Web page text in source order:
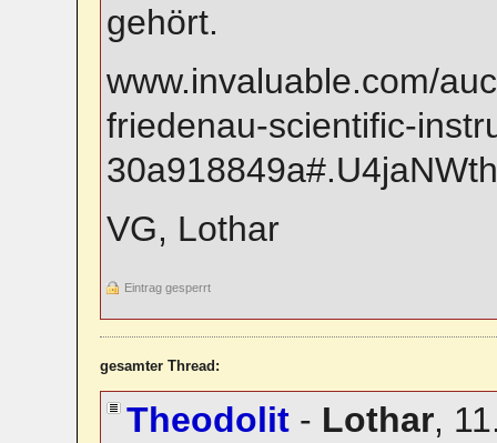
gehört.
www.invaluable.com/
friedenau-scientific-
VG, Lothar
Eintrag gesperrt
gesamter Thread:
Theodolit- Lothar,